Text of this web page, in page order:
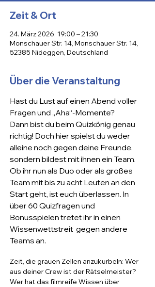
Zeit & Ort
24. März 2026, 19:00 – 21:30
Monschauer Str. 14, Monschauer Str. 14,
52385 Nideggen, Deutschland
Über die Veranstaltung
Hast du Lust auf einen Abend voller
Fragen und „Aha“-Momente?
Dann bist du beim Quizkönig genau
richtig! Doch hier spielst du weder
alleine noch gegen deine Freunde,
sondern bildest mit ihnen ein Team.
Ob ihr nun als Duo oder als großes
Team mit bis zu acht Leuten an den
Start geht, ist euch überlassen. In
über 60 Quizfragen und
Bonusspielen tretet ihr in einen
Wissenwettstreit  gegen andere
Teams an.
Zeit, die grauen Zellen anzukurbeln: Wer
aus deiner Crew ist der Rätselmeister?
Wer hat das filmreife Wissen über